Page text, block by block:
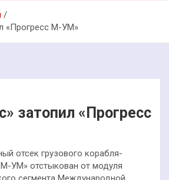
«Прогресс М-УМ»
затопил «Прогресс
отсек грузового корабля-
УМ» отстыкован от модуля